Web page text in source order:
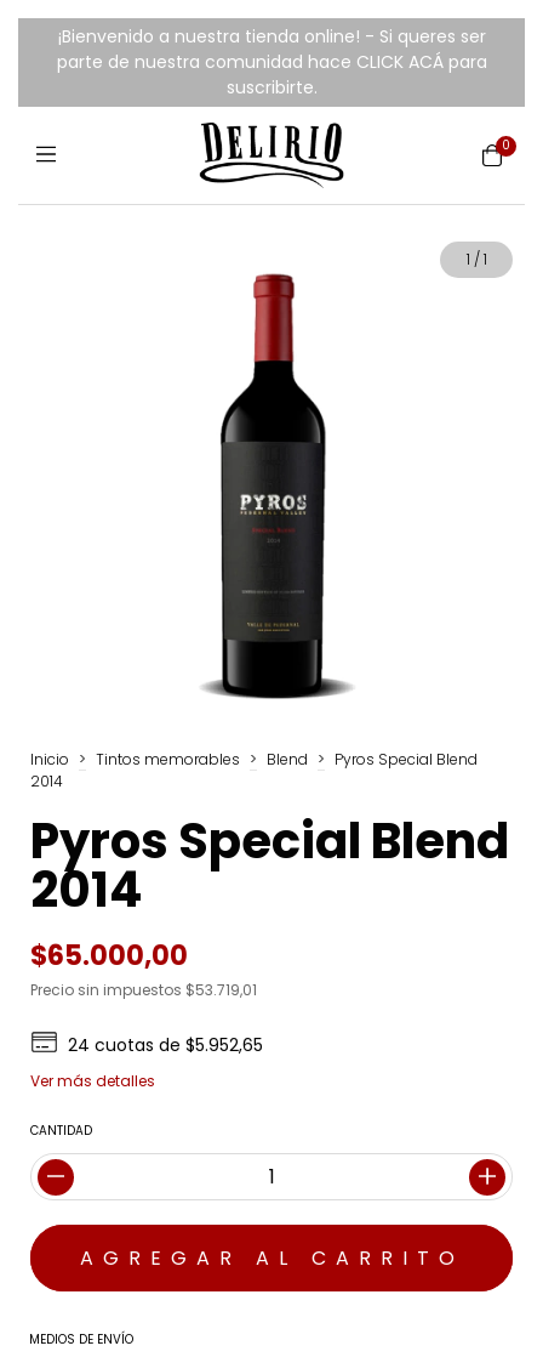
¡Bienvenido a nuestra tienda online! - Si queres ser
parte de nuestra comunidad hace CLICK ACÁ para
suscribirte.
0
1 /1
Inicio > Tintos memorables > Blend > Pyros Special Blend
2014
Pyros Special Blend
2014
$65.000,00
Precio sin impuestos $53.719,01
24 cuotas de$5.952,65
Ver más detalles
CANTIDAD
MEDIOS DE ENVÍO